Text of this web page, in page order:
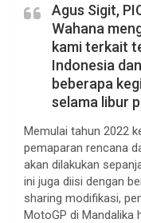
Agus Sigit,
Wahana
kami terkait
Indonesia
beberapa
selama libur
Memulai tahun 2022
pemaparan rencana
akan dilakukan
ini juga diisi dengan
sharing modifikasi,
MotoGP di Mandalika